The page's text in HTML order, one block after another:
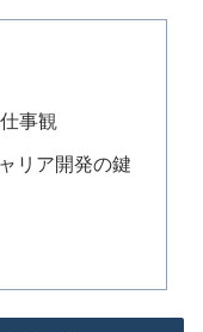
事観
リア開発の鍵